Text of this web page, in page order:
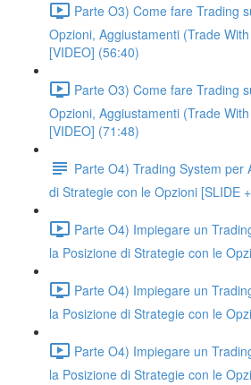
Parte O3) Come fare Trading
Opzioni, Aggiustamenti (Trade
[VIDEO] (56:40)
Parte O3) Come fare Trading
Opzioni, Aggiustamenti (Trade
[VIDEO] (71:48)
Parte O4) Trading System per
di Strategie con le Opzioni [SLIDE
Parte O4) Impiegare un
la Posizione di Strategie con le
Parte O4) Impiegare un
la Posizione di Strategie con le
Parte O4) Impiegare un
la Posizione di Strategie con le